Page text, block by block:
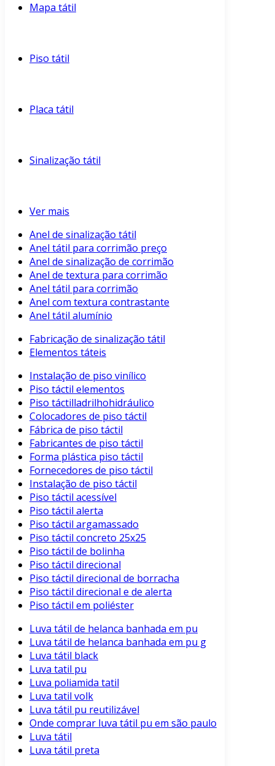
Mapa tátil
Piso tátil
Placa tátil
Sinalização tátil
Ver mais
Anel de sinalização tátil
Anel tátil para corrimão preço
Anel de sinalização de corrimão
Anel de textura para corrimão
Anel tátil para corrimão
Anel com textura contrastante
Anel tátil alumínio
Fabricação de sinalização tátil
Elementos táteis
Instalação de piso vinílico
Piso táctil elementos
Piso táctilladrilhohidráulico
Colocadores de piso táctil
Fábrica de piso táctil
Fabricantes de piso táctil
Forma plástica piso táctil
Fornecedores de piso táctil
Instalação de piso táctil
Piso táctil acessível
Piso táctil alerta
Piso táctil argamassado
Piso táctil concreto 25x25
Piso táctil de bolinha
Piso táctil direcional
Piso táctil direcional de borracha
Piso táctil direcional e de alerta
Piso táctil em poliéster
Luva tátil de helanca banhada em pu
Luva tátil de helanca banhada em pu g
Luva tátil black
Luva tatil pu
Luva poliamida tatil
Luva tatil volk
Luva tátil pu reutilizável
Onde comprar luva tátil pu em são paulo
Luva tátil
Luva tátil preta